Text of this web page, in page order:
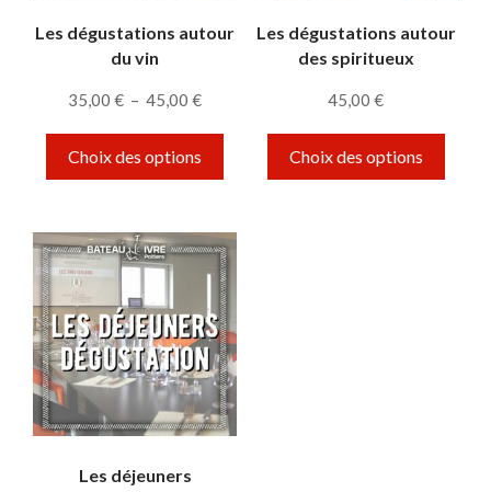
Les dégustations autour
du vin
35,00€ – 45,00€Plage de prix : 35,00 € à 45,00 €
Choix des options
Ce produit a plusieurs variations.
Les dégustations autour
des spiritueux
45,00€
Choix des options
Ce
Les déjeuners